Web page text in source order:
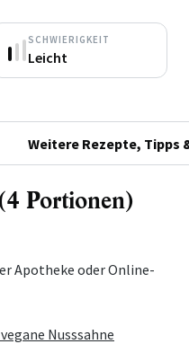
SCHWIERIGKEIT
Leicht
Weitere Rezepte, Tipps
Portionen)
Apotheke oder Online-
Nusssahne